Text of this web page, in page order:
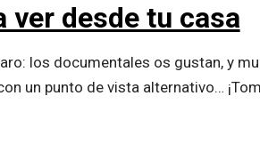
ver desde tu casa
los documentales os gustan, y
un punto de vista alternativo…